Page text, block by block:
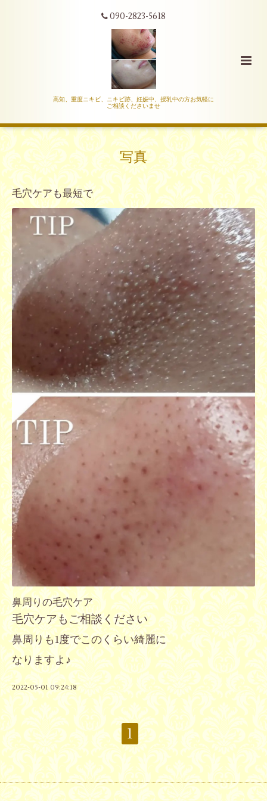
090-2823-5618
高知、重度ニキビ、ニキビ跡、妊娠中、授乳中の方お気軽に
ご相談くださいませ
写真
毛穴ケアも最短で
鼻周りの毛穴ケア
毛穴ケアもご相談ください
鼻周りも1度でこのくらい綺麗に
なりますよ♪
2022-05-01 09:24:18
1